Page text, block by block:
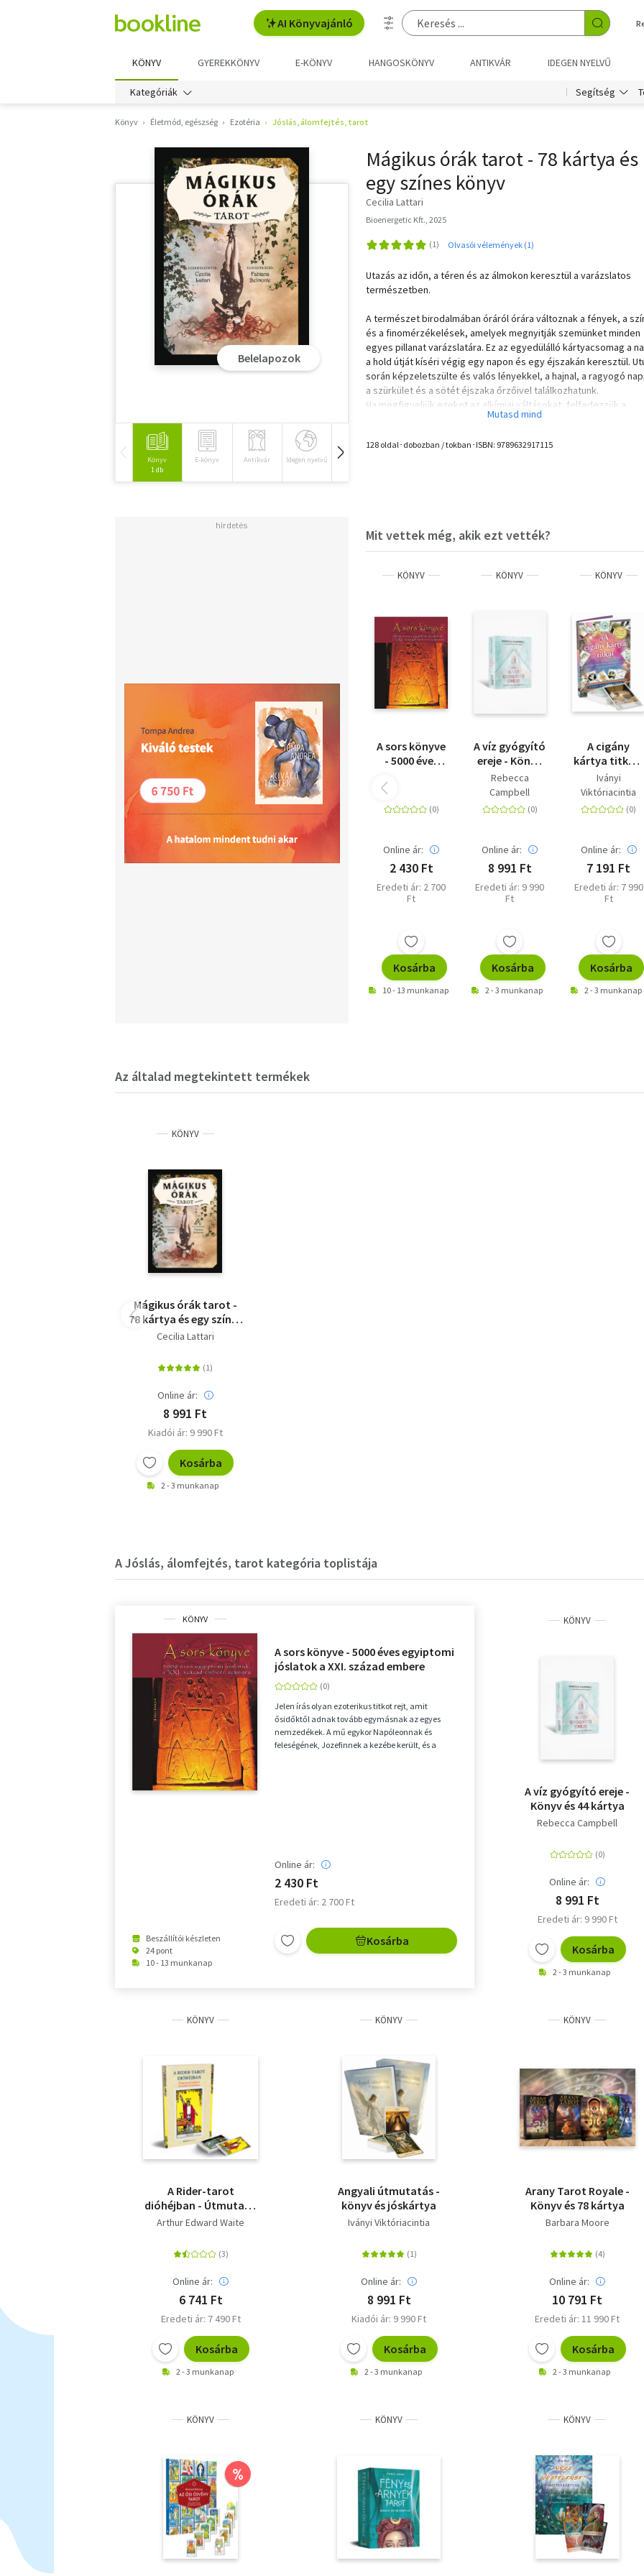
AI Könyvajánló
KÖNYV GYEREKKÖNYV E-KÖNYV HANGOSKÖNYV ANTIKVÁR IDEGEN NYELVŰ
Kategóriák Segítség
Könyv Életmód, egészség Ezotéria Jóslás, álomfejtés, tarot
Belelapozok
Könyv
1 db
E-könyv Antikvár Idegen nyelvű Hangoskönyv
Mágikus órák tarot - 78 kártya és
egy színes könyv
Cecilia Lattari
Bioenergetic Kft., 2025
Olvasói vélemények (1)
Utazás az időn, a téren és az álmokon keresztül a varázslatos
természetben.
A természet birodalmában óráról órára változnak a fények, a
és a finomérzékelések, amelyek megnyitják szemünket minden
egyes pillanat varázslatára. Ez az egyedülálló kártyacsomag a
a hold útját kíséri végig egy napon és egy éjszakán keresztül.
során képzeletszülte és valós lényekkel, a hajnal, a ragyogó
a szürkület és a sötét éjszaka őrzőivel találkozhatunk.
Ha megfigyeljük ezeket az alkímiai váltásokat, felfedezzük a
számunkra elérhető felismeréseket és üzeneteket.
A Mágikus órák tarot 78 kártyalapot és 128 oldalas színes könyvet
128 oldal･dobozban / tokban･ISBN: 9789632917115
Mit vettek még, akik ezt vették?
KÖNYV
A sors könyve
- 5000 éves
jóslatok a XXI.
század
embere
Online ár:
2 430 Ft
Eredeti ár: 2 700
Ft
Kosárba
10 - 13 munkanap
KÖNYV
A víz gyógyító
ereje - Könyv
és 44 kártya
Rebecca
Campbell
Online ár:
8 991 Ft
Eredeti ár: 9 990
Ft
Kosárba
2 - 3 munkanap
KÖNYV
A cigány
kártya titkai -
Egyszerű,
könnyen
használható
módszerek
Iványi
Viktóriacintia
Online ár:
7 191 Ft
Eredeti ár: 7 990
Ft
Kosárba
2 - 3 munkanap
Az általad megtekintett termékek
KÖNYV
Mágikus órák tarot -
78 kártya és egy színes
könyv
Cecilia Lattari
Online ár:
8 991 Ft
Kiadói ár: 9 990 Ft
Kosárba
2 - 3 munkanap
A Jóslás, álomfejtés, tarot kategória toplistája
KÖNYV
Beszállítói készleten
24 pont
10 - 13 munkanap
A sors könyve - 5000 éves egyiptomi
jóslatok a XXI. század embere
számára
Jelen írás olyan ezoterikus titkot rejt, amit
ősidőktől adnak tovább egymásnak az egyes
nemzedékek. A mű egykor Napóleonnak és
feleségének, Jozefinnek a kezébe került, és a
Online ár:
2 430 Ft
Eredeti ár: 2 700 Ft
Kosárba
KÖNYV
A víz gyógyító ereje -
Könyv és 44 kártya
Rebecca Campbell
Online ár:
8 991 Ft
Eredeti ár: 9 990 Ft
Kosárba
2 - 3 munkanap
KÖNYV
A Rider-tarot
dióhéjban - Útmutató
könyv és
Arthur Edward Waite
Online ár:
6 741 Ft
Eredeti ár: 7 490 Ft
Kosárba
2 - 3 munkanap
KÖNYV
Angyali útmutatás -
könyv és jóskártya
Iványi Viktóriacintia
Online ár:
8 991 Ft
Kiadói ár: 9 990 Ft
Kosárba
2 - 3 munkanap
KÖNYV
Arany Tarot Royale -
Könyv és 78 kártya
Barbara Moore
Online ár:
10 791 Ft
Eredeti ár: 11 990 Ft
Kosárba
2 - 3 munkanap
KÖNYV
%
KÖNYV KÖNYV